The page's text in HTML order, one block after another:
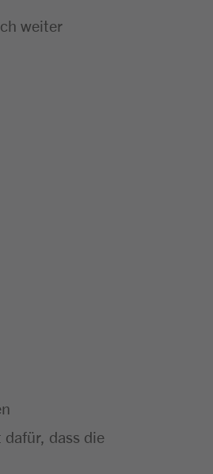
weiter
dass die